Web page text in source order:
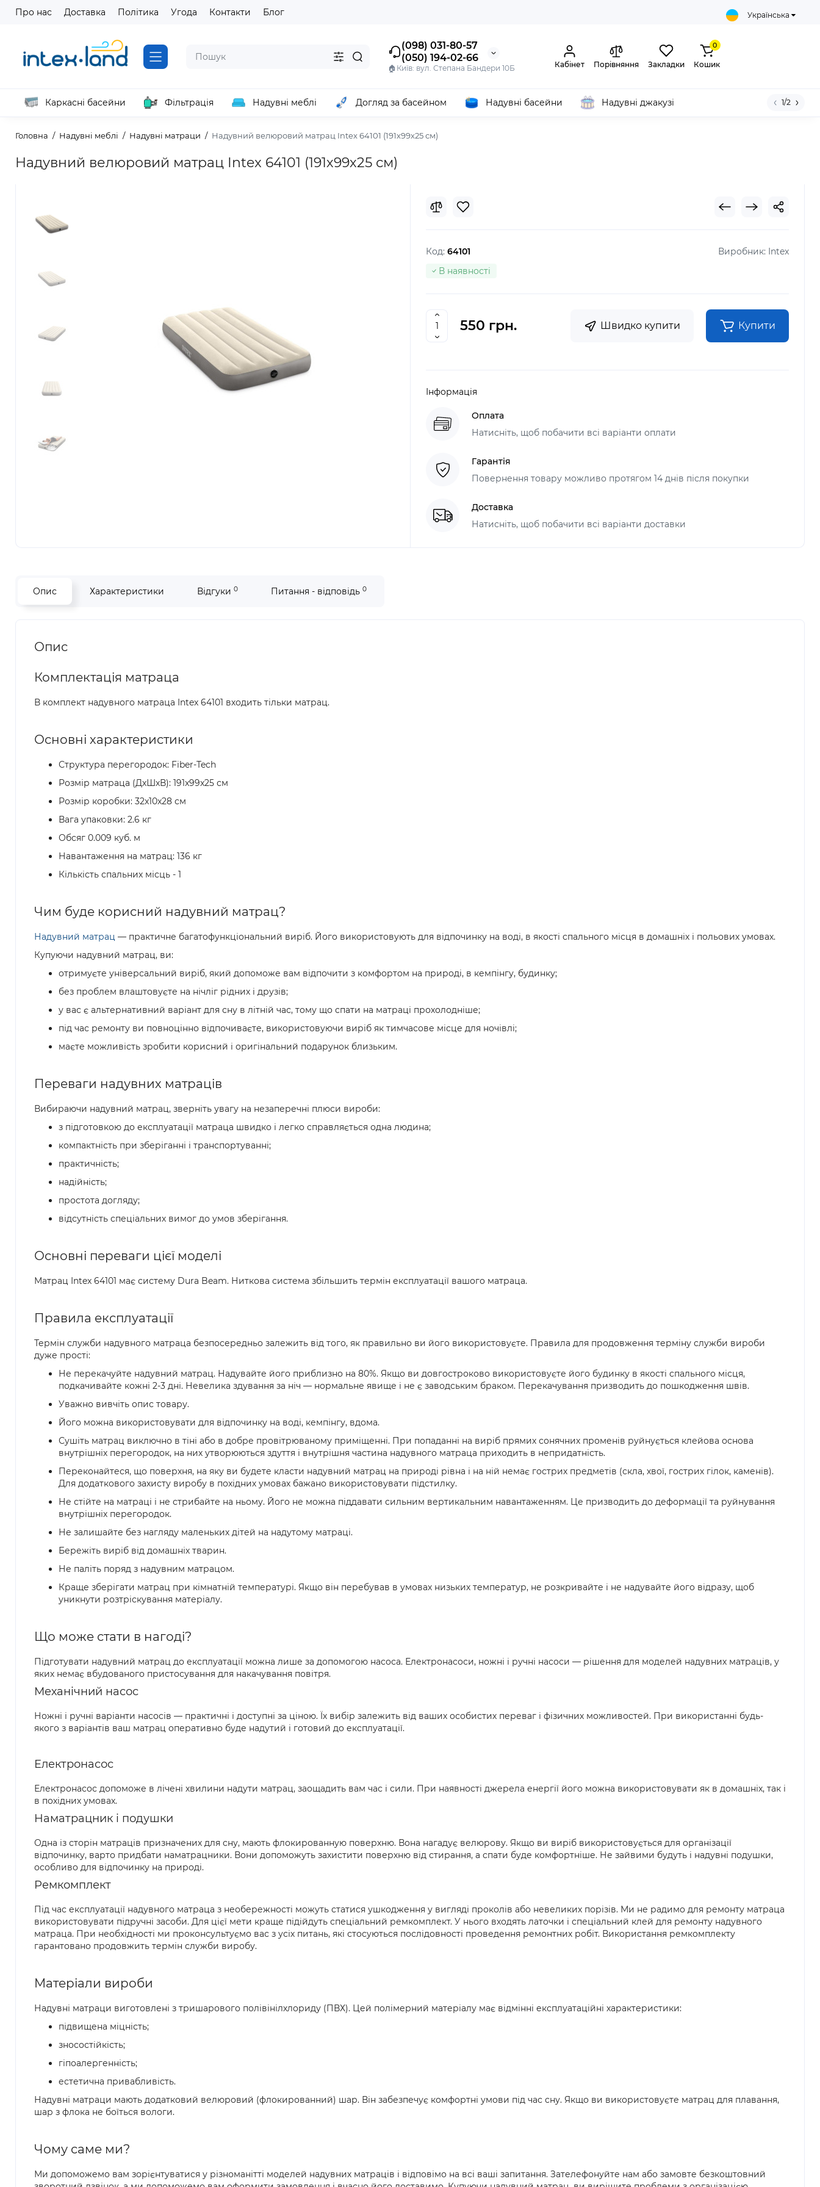
Про нас Доставка Політика Угода Контакти Блог Українська
(098) 031-80-57
(050) 194-02-66
🏠Київ: вул. Степана Бандери 10Б Кабінет Порівняння Закладки
0
Кошик
Каркасні басейни Фільтрація Надувні меблі Догляд за басейном Надувні басейни Надувні джакузі 1/2
Головна Надувні меблі Надувні матраци Надувний велюровий матрац Intex 64101 (191х99х25 см)
Надувний велюровий матрац Intex 64101 (191х99х25 см)
Код: 64101 Виробник: Intex
В наявності
550 грн. Швидко купити Купити
Інформація
Оплата
Натисніть, щоб побачити всі варіанти оплати
Гарантія
Повернення товару можливо протягом 14 днів після покупки
Доставка
Натисніть, щоб побачити всі варіанти доставки
Опис Характеристики Відгуки 0 Питання - відповідь 0
Опис
Комплектація матраца
В комплект надувного матраца Intex 64101 входить тільки матрац.
Основні характеристики
Структура перегородок: Fiber-Tech
Розмір матраца (ДхШхВ): 191x99x25 см
Розмір коробки: 32x10x28 см
Вага упаковки: 2.6 кг
Обсяг 0.009 куб. м
Навантаження на матрац: 136 кг
Кількість спальних місць - 1
Чим буде корисний надувний матрац?
Надувний матрац — практичне багатофункціональний виріб. Його використовують для відпочинку на воді, в якості спального місця в домашніх і польових умовах.
Купуючи надувний матрац, ви:
отримуєте універсальний виріб, який допоможе вам відпочити з комфортом на природі, в кемпінгу, будинку;
без проблем влаштовуєте на нічліг рідних і друзів;
у вас є альтернативний варіант для сну в літній час, тому що спати на матраці прохолодніше;
під час ремонту ви повноцінно відпочиваєте, використовуючи виріб як тимчасове місце для ночівлі;
маєте можливість зробити корисний і оригінальний подарунок близьким.
Переваги надувних матраців
Вибираючи надувний матрац, зверніть увагу на незаперечні плюси вироби:
з підготовкою до експлуатації матраца швидко і легко справляється одна людина;
компактність при зберіганні і транспортуванні;
практичність;
надійність;
простота догляду;
відсутність спеціальних вимог до умов зберігання.
Основні переваги цієї моделі
Матрац Intex 64101 має систему Dura Beam. Ниткова система збільшить термін експлуатації вашого матраца.
Правила експлуатації
Термін служби надувного матраца безпосередньо залежить від того, як правильно ви його використовуєте. Правила для продовження терміну служби вироби
дуже прості:
Не перекачуйте надувний матрац. Надувайте його приблизно на 80%. Якщо ви довгостроково використовуєте його будинку в якості спального місця,
подкачивайте кожні 2-3 дні. Невелика здування за ніч — нормальне явище і не є заводським браком. Перекачування призводить до пошкодження швів.
Уважно вивчіть опис товару.
Його можна використовувати для відпочинку на воді, кемпінгу, вдома.
Сушіть матрац виключно в тіні або в добре провітрюваному приміщенні. При попаданні на виріб прямих сонячних променів руйнується клейова основа
внутрішніх перегородок, на них утворюються здуття і внутрішня частина надувного матраца приходить в непридатність.
Переконайтеся, що поверхня, на яку ви будете класти надувний матрац на природі рівна і на ній немає гострих предметів (скла, хвої, гострих гілок, каменів).
Для додаткового захисту виробу в похідних умовах бажано використовувати підстилку.
Не стійте на матраці і не стрибайте на ньому. Його не можна піддавати сильним вертикальним навантаженням. Це призводить до деформації та руйнування
внутрішніх перегородок.
Не залишайте без нагляду маленьких дітей на надутому матраці.
Бережіть виріб від домашніх тварин.
Не паліть поряд з надувним матрацом.
Краще зберігати матрац при кімнатній температурі. Якщо він перебував в умовах низьких температур, не розкривайте і не надувайте його відразу, щоб
уникнути розтріскування матеріалу.
Що може стати в нагоді?
Підготувати надувний матрац до експлуатації можна лише за допомогою насоса. Електронасоси, ножні і ручні насоси — рішення для моделей надувних матраців, у
яких немає вбудованого пристосування для накачування повітря.
Механічний насос
Ножні і ручні варіанти насосів — практичні і доступні за ціною. Їх вибір залежить від ваших особистих переваг і фізичних можливостей. При використанні будь-
якого з варіантів ваш матрац оперативно буде надутий і готовий до експлуатації.
Електронасос
Електронасос допоможе в лічені хвилини надути матрац, заощадить вам час і сили. При наявності джерела енергії його можна використовувати як в домашніх, так і
в похідних умовах.
Наматрацник і подушки
Одна із сторін матраців призначених для сну, мають флокированную поверхню. Вона нагадує велюрову. Якщо ви виріб використовується для організації
відпочинку, варто придбати наматрацники. Вони допоможуть захистити поверхню від стирання, а спати буде комфортніше. Не зайвими будуть і надувні подушки,
особливо для відпочинку на природі.
Ремкомплект
Під час експлуатації надувного матраца з необережності можуть статися ушкодження у вигляді проколів або невеликих порізів. Ми не радимо для ремонту матраца
використовувати підручні засоби. Для цієї мети краще підійдуть спеціальний ремкомплект. У нього входять латочки і спеціальний клей для ремонту надувного
матраца. При необхідності ми проконсультуємо вас з усіх питань, які стосуються послідовності проведення ремонтних робіт. Використання ремкомплекту
гарантовано продовжить термін служби виробу.
Матеріали вироби
Надувні матраци виготовлені з тришарового полівінілхлориду (ПВХ). Цей полімерний матеріалу має відмінні експлуатаційні характеристики:
підвищена міцність;
зносостійкість;
гіпоалергенність;
естетична привабливість.
Надувні матраци мають додатковий велюровий (флокированний) шар. Він забезпечує комфортні умови під час сну. Якщо ви використовуєте матрац для плавання,
шар з флока не боїться вологи.
Чому саме ми?
Ми допоможемо вам зорієнтуватися у різноманітті моделей надувних матраців і відповімо на всі ваші запитання. Зателефонуйте нам або замовте безкоштовний